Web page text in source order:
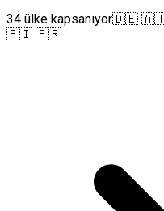
34 ülke kapsanıyor🇩🇪
🇫🇮 🇫🇷